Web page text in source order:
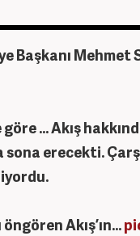
Başkanı Mehmet
… Akış
erecekti.
Akış’ın…